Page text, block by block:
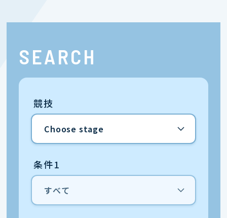
SEARCH
競技
条件1